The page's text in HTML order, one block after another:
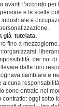
avanti l’accordo
e le scelte
e
già tutelata.
fino a
per noi
dalle loro
cambiare e
alcuna
sono entrato nel
oggi sotto